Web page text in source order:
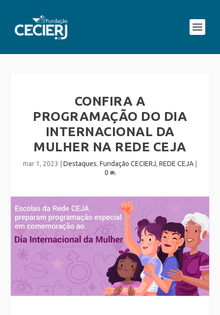
CONFIRA A
PROGRAMAÇÃO DO DIA
INTERNACIONAL DA
MULHER NA REDE CEJA
mar 1, 2023 Destaques, Fundação CECIERJ, REDE CEJA
0